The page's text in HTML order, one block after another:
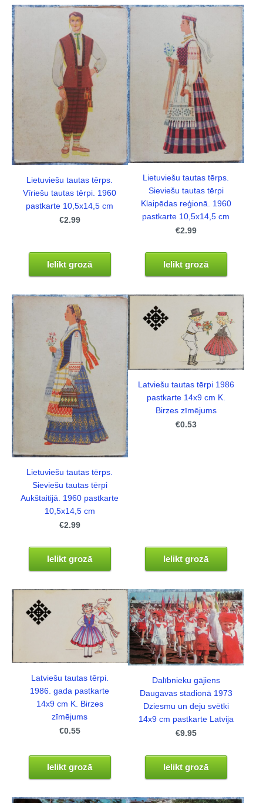
Lietuviešu tautas tērps.
Vīriešu tautas tērpi. 1960
pastkarte 10,5x14,5 cm
€2.99
Ielikt grozā
Lietuviešu tautas tērps.
Sieviešu tautas tērpi
Klaipēdas reģionā. 1960
pastkarte 10,5x14,5 cm
€2.99
Ielikt grozā
Lietuviešu tautas tērps.
Sieviešu tautas tērpi
Aukštaitijā. 1960 pastkarte
10,5x14,5 cm
€2.99
Ielikt grozā
Latviešu tautas tērpi 1986
pastkarte 14x9 cm K.
Birzes zīmējums
€0.53
Ielikt grozā
Latviešu tautas tērpi.
1986. gada pastkarte
14x9 cm K. Birzes
zīmējums
€0.55
Ielikt grozā
Dalībnieku gājiens
Daugavas stadionā 1973
Dziesmu un deju svētki
14x9 cm pastkarte Latvija
€9.95
Ielikt grozā